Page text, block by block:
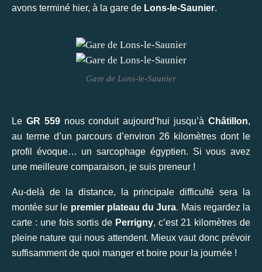
avons terminé hier, à la gare de Lons-le-Saunier.
Gare de Lons-le-Saunier
Le GR 559nous conduit aujourd’hui jusqu’àChâtillon,
au terme d’un parcours d’environ 26 kilomètres dont le
profil évoque… un sarcophage égyptien. Si vous avez
une meilleure comparaison, je suis preneur !
Au-delà de la distance, la principale difficulté sera la
montée sur le premier plateau du Jura. Mais regardez la
carte : une fois sortis de Perrigny, c’est 21 kilomètres de
pleine nature qui nous attendent. Mieux vaut donc prévoir
suffisamment de quoi manger et boire pour la journée !